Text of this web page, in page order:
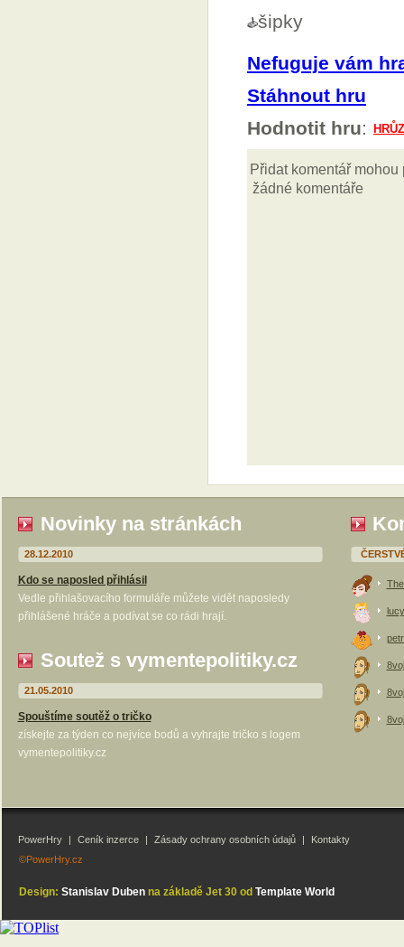
šipky
Nefuguje vám
Stáhnout hru
Hodnotit hru:
Novinky na stránkách
28.12.2010
Kdo se naposled přihlásil
Vedle přihlašovacího formuláře můžete vidět naposledy
přihlášené hráče a podívat se co rádi hrají.
Soutež s vymentepolitiky.cz
21.05.2010
Spouštíme soutěž o tričko
získejte za týden co nejvíce bodů a vyhrajte tričko s logem
vymentepolitiky.cz
PowerHry | Ceník inzerce | Zásady ochrany osobních údajů |
Kontakty
©PowerHry.cz
Design: Stanislav Dubenna základě Jet 30 od Template World